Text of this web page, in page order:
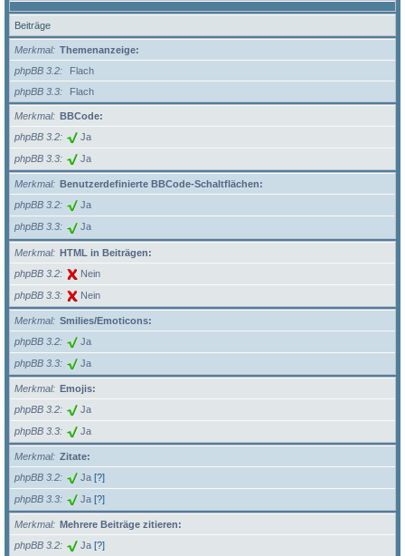
Beiträge
Merkmal
Themenanzeige:
phpBB 3.2
Flach
phpBB 3.3
Flach
Merkmal
BBCode:
phpBB 3.2
Ja
phpBB 3.3 Ja
Merkmal
Benutzerdefinierte BBCode-Schaltflächen:
phpBB 3.2
Ja
phpBB 3.3 Ja
Merkmal
HTML in Beiträgen:
phpBB 3.2
Nein
phpBB 3.3 Nein
Merkmal
Smilies/Emoticons:
phpBB 3.2
Ja
phpBB 3.3 Ja
Merkmal
Emojis:
phpBB 3.2
Ja
phpBB 3.3 Ja
Merkmal
Zitate:
phpBB 3.2
Ja [?]
phpBB 3.3 Ja [?]
Merkmal
Mehrere Beiträge zitieren:
phpBB 3.2
Ja [?]